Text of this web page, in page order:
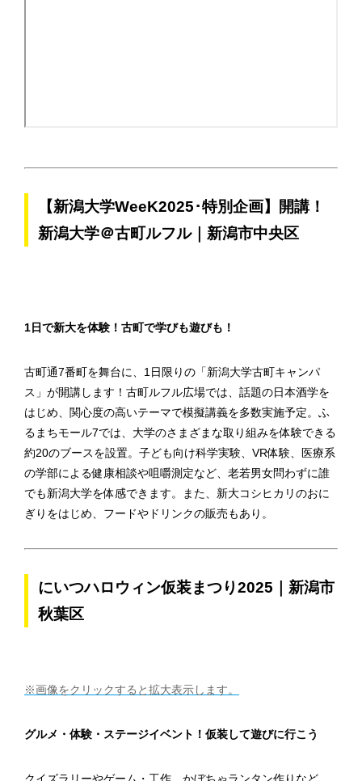
【新潟大学WeeK2025･特別企画】開講！
新潟大学＠古町ルフル｜新潟市中央区
1日で新大を体験！古町で学びも遊びも！
古町通7番町を舞台に、1日限りの「新潟大学古町キャンパ
ス」が開講します！古町ルフル広場では、話題の日本酒学を
はじめ、関心度の高いテーマで模擬講義を多数実施予定。ふ
るまちモール7では、大学のさまざまな取り組みを体験できる
約20のブースを設置。子ども向け科学実験、VR体験、医療系
の学部による健康相談や咀嚼測定など、老若男女問わずに誰
でも新潟大学を体感できます。また、新大コシヒカリのおに
ぎりをはじめ、フードやドリンクの販売もあり。
にいつハロウィン仮装まつり2025｜新潟市
秋葉区
※画像をクリックすると拡大表示します。
グルメ・体験・ステージイベント！仮装して遊びに行こう